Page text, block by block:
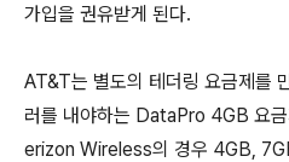
가입을 권유받게 된다.
AT&T는 별도의 테더링 요금제를
러를 내야하는 DataPro 4GB 요
erizon Wireless의 경우 4GB,